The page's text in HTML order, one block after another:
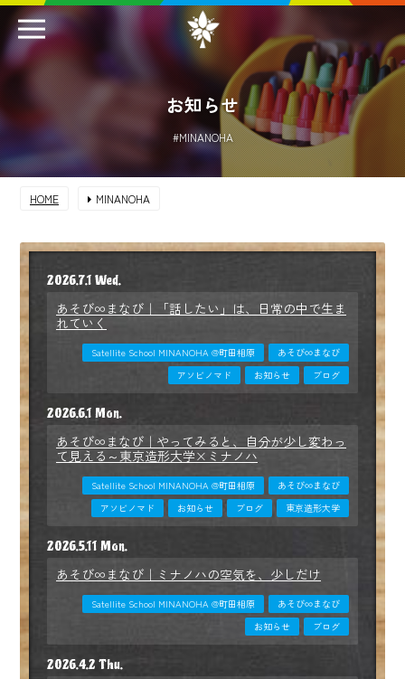
お知らせ
#MINANOHA
HOME MINANOHA
2026.7.1 Wed.
あそび∞まなび｜「話したい」は、日常の中で生ま
れていく
Satellite School MINANOHA @町田相原
あそび∞まなび
アソビノマド
お知らせ ブログ
2026.6.1 Mon.
あそび∞まなび｜やってみると、自分が少し変わっ
て見える～東京造形大学×ミナノハ
Satellite School MINANOHA @町田相原
あそび∞まなび
アソビノマド
お知らせ ブログ 東京造形大学
2026.5.11 Mon.
あそび∞まなび｜ミナノハの空気を、少しだけ
Satellite School MINANOHA @町田相原
あそび∞まなび
お知らせ
ブログ
2026.4.2 Thu.